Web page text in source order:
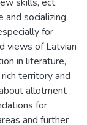
socializing
for
views of Latvian
in literature,
territory and
allotment
for
and further